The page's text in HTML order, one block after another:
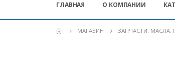
ГЛАВНАЯ О КОМПАНИИ
МАГАЗИН ЗАПЧАСТИ, МАСЛА,